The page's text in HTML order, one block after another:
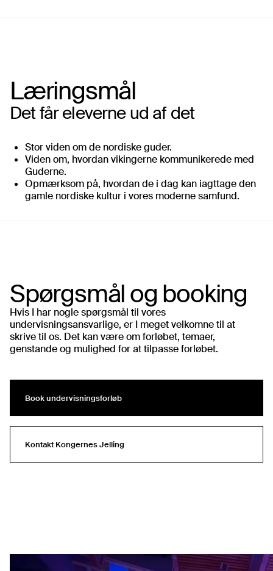
Læringsmål
Det får eleverne ud af det
Stor viden om de nordiske guder.
Viden om, hvordan vikingerne kommunikerede med
Guderne.
Opmærksom på, hvordan de i dag kan iagttage den
gamle nordiske kultur i vores moderne samfund.
Spørgsmål og booking
Hvis I har nogle spørgsmål til vores
undervisningsansvarlige, er I meget velkomne til at
skrive til os. Det kan være om forløbet, temaer,
genstande og mulighed for at tilpasse forløbet.
Book undervisningsforløb
Kontakt Kongernes Jelling